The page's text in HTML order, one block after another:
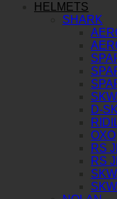
HELMETS
SHARK
D-
OXO
RS
RS